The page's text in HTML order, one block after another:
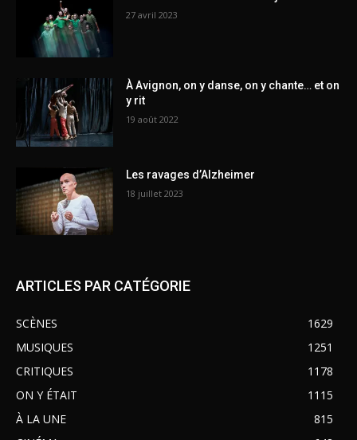
27 avril 2023
À Avignon, on y danse, on y chante… et on
y rit
19 août 2022
Les ravages d’Alzheimer
18 juillet 2023
ARTICLES PAR CATÉGORIE
SCÈNES
1629
MUSIQUES
1251
CRITIQUES
1178
ON Y ÉTAIT
1115
À LA UNE
815